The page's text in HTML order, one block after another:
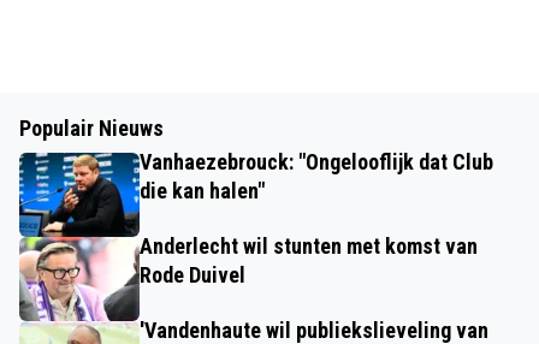
Populair Nieuws
Vanhaezebrouck: "Ongelooflijk dat Club
die kan halen"
Anderlecht wil stunten met komst van
Rode Duivel
'Vandenhaute wil publiekslieveling van